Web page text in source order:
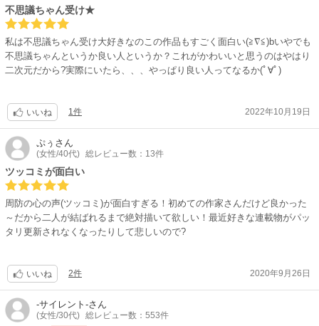
不思議ちゃん受け★
私は不思議ちゃん受け大好きなのこの作品もすごく面白い(≧∇≦)bいやでも
不思議ちゃんというか良い人というか？これがかわいいと思うのはやはり
二次元だから?実際にいたら、、、やっぱり良い人ってなるか(ﾟ∀ﾟ)
いいね 1件 2022年10月19日
ぷぅ さん
(女性/40代) 総レビュー数：13件
ツッコミが面白い
周防の心の声(ツッコミ)が面白すぎる！初めての作家さんだけど良かった
～だから二人が結ばれるまで絶対描いて欲しい！最近好きな連載物がパッ
タリ更新されなくなったりして悲しいので?
いいね 2件 2020年9月26日
-サイレント-さん
(女性/30代) 総レビュー数：553件